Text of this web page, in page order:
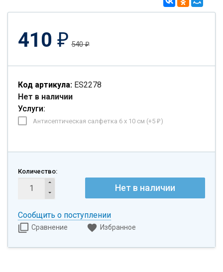
410 ₽ 540₽
Код артикула: ES2278
Нет в наличии
Услуги:
Антисептическая салфетка 6 х 10 см (+5 ₽ )
Количество:
Нет в наличии
Сообщить о поступлении
Сравнение Избранное